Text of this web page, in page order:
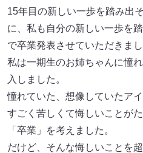
15年目の新しい一歩を踏み出
に、私も自分の新しい一歩を
で卒業発表させていただきまし
私は一期生のお姉ちゃんに憧
入しました。
憧れていた、想像していたア
すごく苦しくて悔しいことが
「卒業」を考えました。
だけど、そんな悔しいことを